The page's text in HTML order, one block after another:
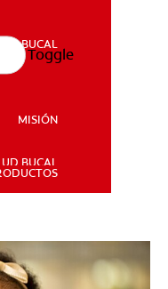
SALUD BUCAL
DE PRODUCTOS
BUCAL
MISIÓN
BUCAL
Toggle